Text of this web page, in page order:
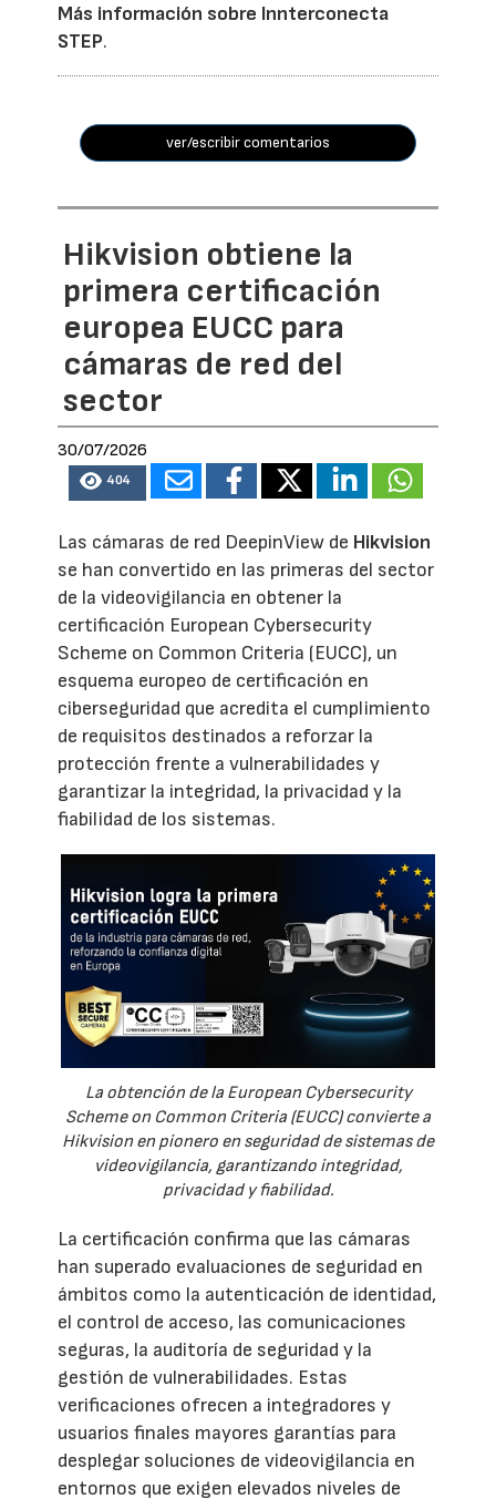
Más información sobre Innterconecta
STEP.
ver/escribir comentarios
Hikvision obtiene la
primera certificación
europea EUCC para
cámaras de red del
sector
30/07/2026
404
Las cámaras de red DeepinView de Hikvision
se han convertido en las primeras del sector
de la videovigilancia en obtener la
certificación European Cybersecurity
Scheme on Common Criteria (EUCC), un
esquema europeo de certificación en
ciberseguridad que acredita el cumplimiento
de requisitos destinados a reforzar la
protección frente a vulnerabilidades y
garantizar la integridad, la privacidad y la
fiabilidad de los sistemas.
La obtención de la European Cybersecurity
Scheme on Common Criteria (EUCC) convierte a
Hikvision en pionero en seguridad de sistemas de
videovigilancia, garantizando integridad,
privacidad y fiabilidad.
La certificación confirma que las cámaras
han superado evaluaciones de seguridad en
ámbitos como la autenticación de identidad,
el control de acceso, las comunicaciones
seguras, la auditoría de seguridad y la
gestión de vulnerabilidades. Estas
verificaciones ofrecen a integradores y
usuarios finales mayores garantías para
desplegar soluciones de videovigilancia en
entornos que exigen elevados niveles de